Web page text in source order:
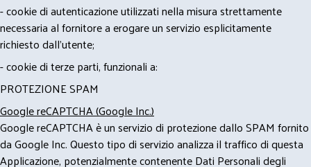
- cookie di autenticazione utilizzati nella misura strettamente
necessaria al fornitore a erogare un servizio esplicitamente
richiesto dall'utente;
- cookie di terze parti, funzionali a:
PROTEZIONE SPAM
Google reCAPTCHA (Google Inc.)
Google reCAPTCHA è un servizio di protezione dallo SPAM fornito
da Google Inc. Questo tipo di servizio analizza il traffico di questa
Applicazione, potenzialmente contenente Dati Personali degli